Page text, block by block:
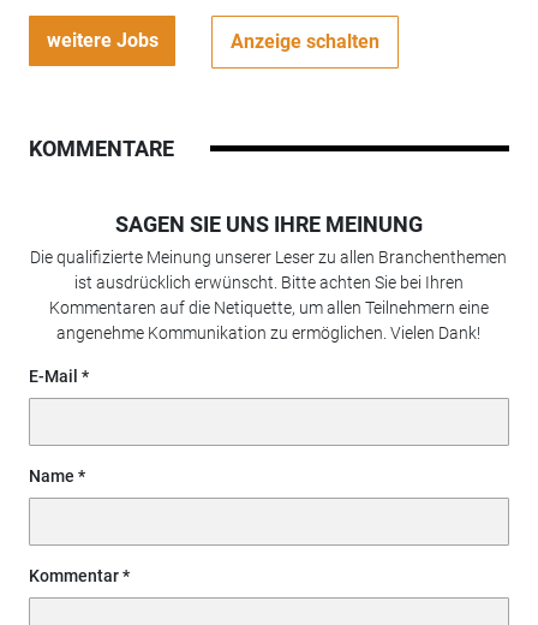
weitere Jobs Anzeige schalten
KOMMENTARE
SAGEN SIE UNS IHRE MEINUNG
Die qualifizierte Meinung unserer Leser zu allen Branchenthemen
ist ausdrücklich erwünscht. Bitte achten Sie bei Ihren
Kommentaren auf die Netiquette, um allen Teilnehmern eine
angenehme Kommunikation zu ermöglichen. Vielen Dank!
E-Mail
Name
Kommentar